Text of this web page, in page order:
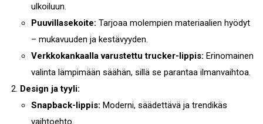
ulkoiluun.
Puuvillasekoite: Tarjoaa molempien materiaalien hyödyt
– mukavuuden ja kestävyyden.
Verkkokankaalla varustettu trucker-lippis: Erinomainen
valinta lämpimään säähän, sillä se parantaa ilmanvaihtoa.
Design ja tyyli:
Snapback-lippis: Moderni, säädettävä ja trendikäs
vaihtoehto.